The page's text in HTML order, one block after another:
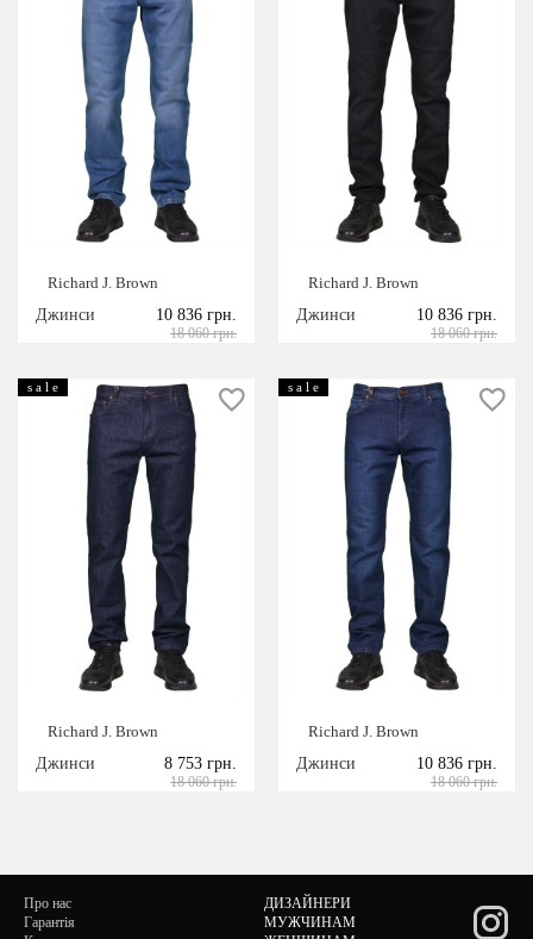
Richard J. Brown
Джинси
10 836 грн.
18 060 грн.
Richard J. Brown
Джинси
10 836 грн.
18 060 грн.
s a l e
Richard J. Brown
Джинси
8 753 грн.
18 060 грн.
s a l e
Richard J. Brown
Джинси
10 836 грн.
18 060 грн.
Про нас
Гарантія
ДИЗАЙНЕРИ
МУЖЧИНАМ